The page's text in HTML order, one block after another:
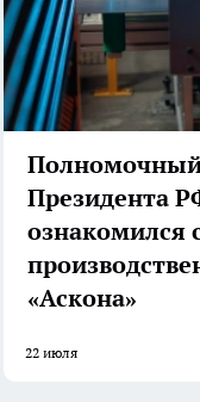
Полномочный
Президента
ознакомился
«Аскона»
22 июля